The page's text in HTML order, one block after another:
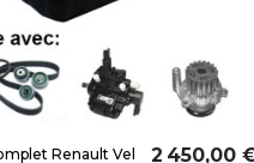
Renault Vel
2 450,00